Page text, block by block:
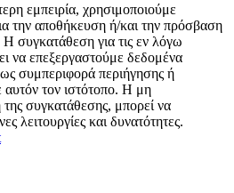
εμπειρία, χρησιμοποιούμε
την αποθήκευση ή/και την πρόσβαση
συγκατάθεση για τις εν λόγω
να επεξεργαστούμε δεδομένα
συμπεριφορά περιήγησης ή
αυτόν τον ιστότοπο. Η μη
συγκατάθεσης, μπορεί να
λειτουργίες και δυνατότητες.